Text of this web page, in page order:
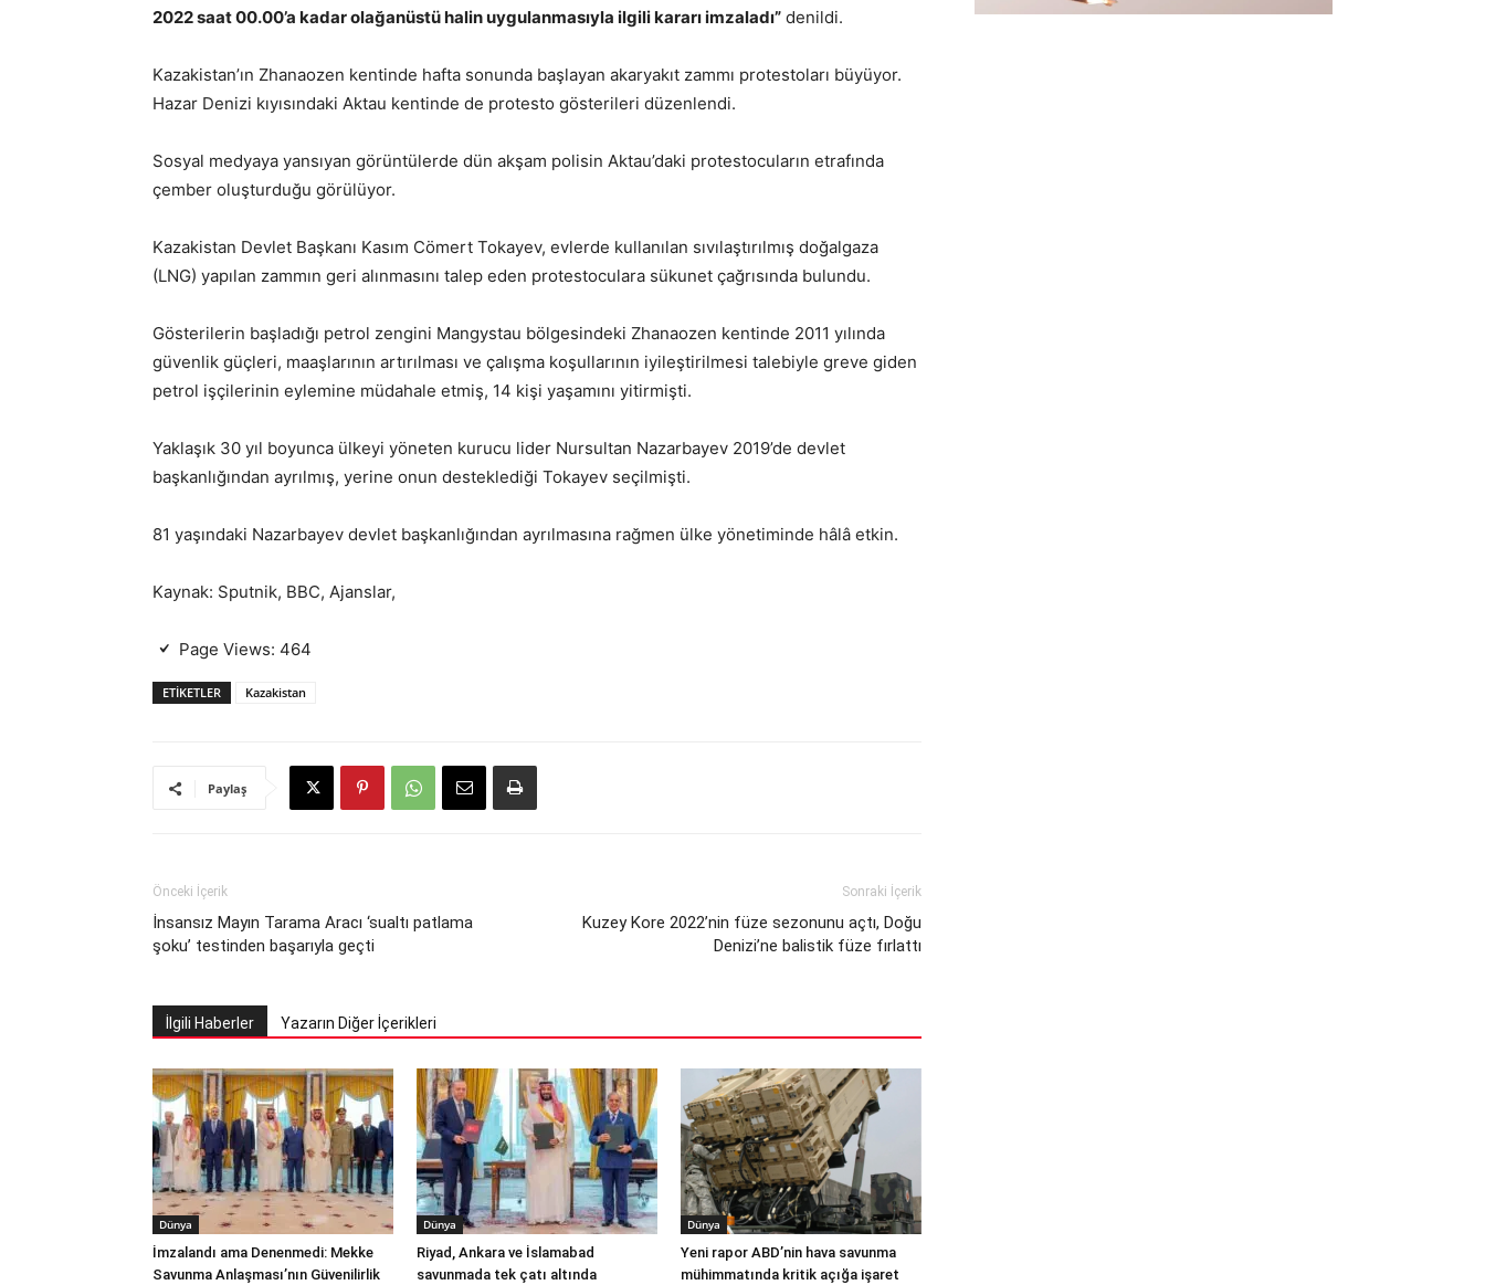
2022 saat 00.00’a kadar olağanüstü halin uygulanmasıyla ilgili kararı imzaladı” denildi.
Kazakistan’ın Zhanaozen kentinde hafta sonunda başlayan akaryakıt zammı protestoları büyüyor.
Hazar Denizi kıyısındaki Aktau kentinde de protesto gösterileri düzenlendi.
Sosyal medyaya yansıyan görüntülerde dün akşam polisin Aktau’daki protestocuların etrafında
çember oluşturduğu görülüyor.
Kazakistan Devlet Başkanı Kasım Cömert Tokayev, evlerde kullanılan sıvılaştırılmış doğalgaza
(LNG) yapılan zammın geri alınmasını talep eden protestoculara sükunet çağrısında bulundu.
Gösterilerin başladığı petrol zengini Mangystau bölgesindeki Zhanaozen kentinde 2011 yılında
güvenlik güçleri, maaşlarının artırılması ve çalışma koşullarının iyileştirilmesi talebiyle greve giden
petrol işçilerinin eylemine müdahale etmiş, 14 kişi yaşamını yitirmişti.
Yaklaşık 30 yıl boyunca ülkeyi yöneten kurucu lider Nursultan Nazarbayev 2019’de devlet
başkanlığından ayrılmış, yerine onun desteklediği Tokayev seçilmişti.
81 yaşındaki Nazarbayev devlet başkanlığından ayrılmasına rağmen ülke yönetiminde hâlâ etkin.
Kaynak: Sputnik, BBC, Ajanslar,
Page Views: 464
ETIKETLER Kazakistan
Paylaş
Önceki İçerik
İnsansız Mayın Tarama Aracı ‘sualtı patlama
şoku’ testinden başarıyla geçti
Sonraki İçerik
Kuzey Kore 2022’nin füze sezonunu açtı, Doğu
Denizi’ne balistik füze fırlattı
İlgili Haberler Yazarın Diğer İçerikleri
Dünya
İmzalandı ama Denenmedi: Mekke
Savunma Anlaşması’nın Güvenilirlik
Dünya
Riyad, Ankara ve İslamabad
savunmada tek çatı altında
Dünya
Yeni rapor ABD’nin hava savunma
mühimmatında kritik açığa işaret